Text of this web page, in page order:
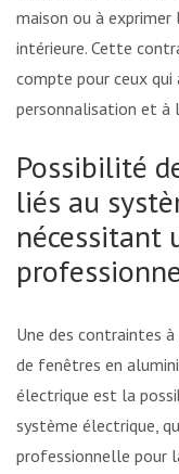
maison ou à
intérieure. Cette
compte pour ceux
personnalisation et à
Possibilité
liés au
nécessitant
Une des contraintes
de fenêtres en
électrique est la
système électrique,
professionnelle pour